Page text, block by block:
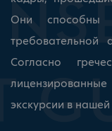
Они способны
Согласно
экскурсии в